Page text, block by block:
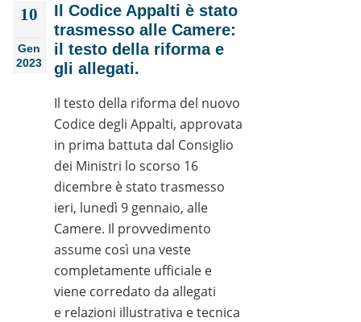
10
Gen
2023
Il Codice Appalti è stato
trasmesso alle Camere:
il testo della riforma e
gli allegati.
Il testo della riforma del nuovo
Codice degli Appalti, approvata
in prima battuta dal Consiglio
dei Ministri lo scorso 16
dicembre è stato trasmesso
ieri, lunedì 9 gennaio, alle
Camere. Il provvedimento
assume così una veste
completamente ufficiale e
viene corredato da allegati
e relazioni illustrativa e tecnica